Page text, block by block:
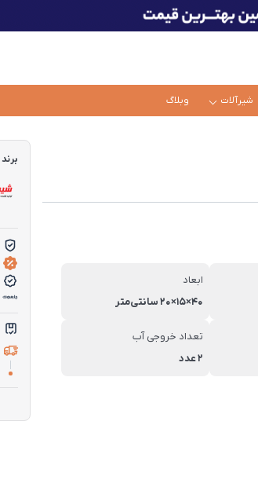
شیرآلات وبلاگ
ابعاد
40×15×20 سانتی‌متر
تعداد خروجی آب
2 عدد
برند